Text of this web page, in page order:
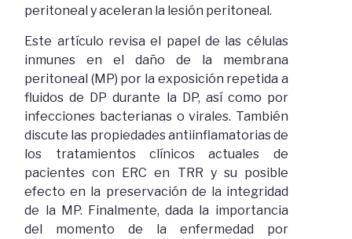
peritoneal y aceleran la lesión peritoneal.
Este artículo revisa el papel de las células
inmunes en el daño de la membrana
peritoneal (MP) por la exposición repetida a
fluidos de DP durante la DP, así como por
infecciones bacterianas o virales. También
discute las propiedades antiinflamatorias de
los tratamientos clínicos actuales de
pacientes con ERC en TRR y su posible
efecto en la preservación de la integridad
de la MP. Finalmente, dada la importancia
del momento de la enfermedad por